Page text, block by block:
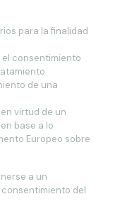
para la finalidad
el consentimiento
de una
virtud de un
base a lo
Europeo sobre
a un
del